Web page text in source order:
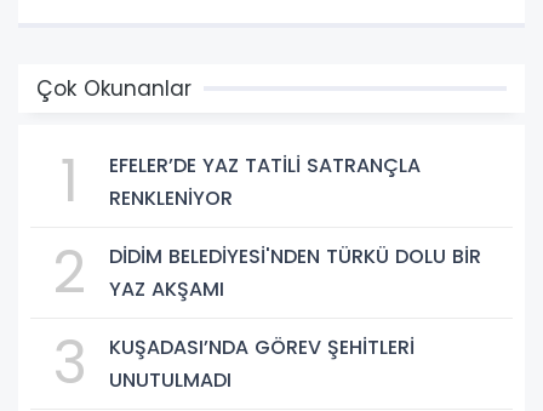
Çok Okunanlar
1
EFELER’DE YAZ TATİLİ SATRANÇLA
RENKLENİYOR
2
DİDİM BELEDİYESİ'NDEN TÜRKÜ DOLU BİR
YAZ AKŞAMI
3
KUŞADASI’NDA GÖREV ŞEHİTLERİ
UNUTULMADI